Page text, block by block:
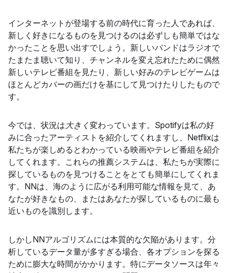
インターネットが登場する前の時代に育った人であれば、
新しく好きになるものを見つけるのは必ずしも簡単ではな
かったことを思い出すでしょう。新しいバンドはラジオで
たまたま聴いて知り、チャンネルを変え忘れたために偶然
新しいテレビ番組を見たり、新しい好みのテレビゲームは
ほとんどカバーの画だけを基にして見つけたりしたもので
す。
今では、状況は 大きく変わっています。Spotifyは私の好
みに合ったアーティストを紹介してくれますし、Netflixは
私たちが楽しめるとわかっている映画やテレビ番組を紹介
してくれます。これらの推薦システムは、私たちが実際に
探しているものを見つけることをとても簡単にしてくれま
す。NNは、海のように広がる利用可能な情報を見て、あ
なたが好きなもの、またはあなたが探しているものに最も
近いものを識別します。
しかしNNアルゴリズムには本質的な欠陥があります。分
析しているデータ量が多すぎる場合、各オプションを探る
ために膨大な時間がかかります。特にデータソースは年々